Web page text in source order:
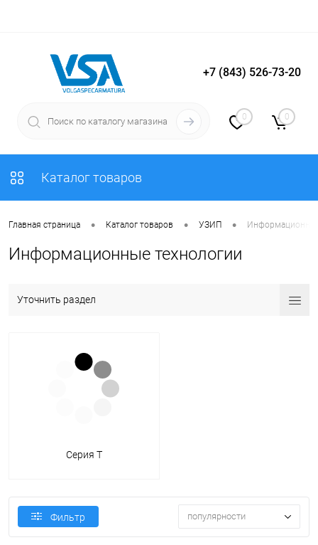
Вход Регистрация
+7 (843) 526-73-20
0 0
Каталог товаров
Главная страница • Каталог товаров • УЗИП •
Информационные технологии
Уточнить раздел
Серия T
Фильтр популярности